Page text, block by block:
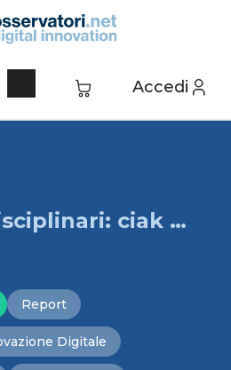
Accedi
ciak …
Report
Digitale